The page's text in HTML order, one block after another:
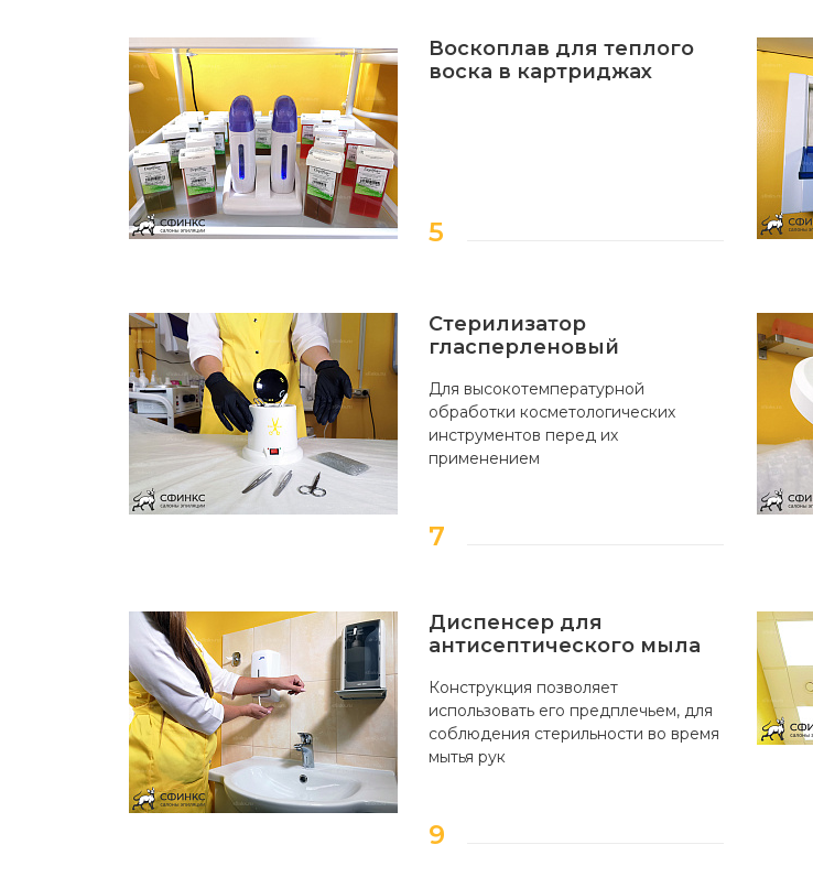
Воскоплав для теплого
воска в картриджах
Стерилизатор
гласперленовый
Для высокотемпературной
обработки косметологических
инструментов перед их
применением
Диспенсер для
антисептического мыла
Конструкция позволяет
использовать его предплечьем, для
соблюдения стерильности во время
мытья рук